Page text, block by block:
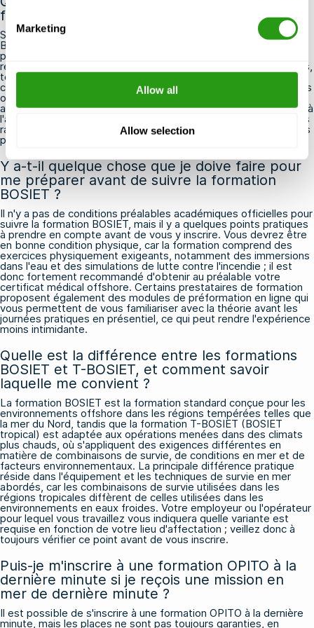
Marketing
Allow all
Allow selection
formation BOSIET ?
Si vous échouez à un module spécifique lors de votre formation
BOSIET, la plupart des centres de formation agréés vous
permettront de repasser uniquement ce module plutôt que de
refaire la formation dans son intégralité. Les épreuves pratiques,
telles que l'exercice HUET en piscine, sont celles que les
candidats trouvent le plus souvent difficiles, mais les formateurs
ont l'habitude d'accompagner les participants anxieux pour les
aider à les surmonter. Contactez votre organisme de formation à
l'avance si vous avez des inquiétudes, car il pourra souvent vous
rassurer ou vous fournir des conseils supplémentaires pour vous
préparer.
Y a-t-il quelque chose que je doive faire pour
me préparer avant de suivre la formation
BOSIET ?
Il n'y a pas de conditions préalables académiques officielles pour
suivre la formation BOSIET, mais il y a quelques points pratiques
à prendre en compte avant de vous y inscrire. Vous devrez être
en bonne condition physique, car la formation comprend des
exercices physiquement exigeants, notamment des immersions
dans l'eau et des simulations de lutte contre l'incendie ; il est
donc fortement recommandé d'obtenir au préalable votre
certificat médical offshore. Certains prestataires de formation
proposent également des modules de préformation en ligne qui
vous permettent de vous familiariser avec la théorie avant les
journées pratiques en présentiel, ce qui peut rendre l'expérience
moins intimidante.
Quelle est la différence entre les formations
BOSIET et T-BOSIET, et comment savoir
laquelle me convient ?
La formation BOSIET est la formation standard conçue pour les
environnements offshore dans les régions tempérées telles que
la mer du Nord, tandis que la formation T-BOSIET (BOSIET
tropical) est adaptée aux opérations menées dans des climats
plus chauds, où s'appliquent des exigences différentes en
matière de combinaisons de survie, de conditions en mer et de
facteurs environnementaux. La principale différence pratique
réside dans l'équipement et les techniques de survie en mer
abordés, car les combinaisons de survie utilisées dans les
régions tropicales diffèrent de celles utilisées dans les
environnements en eaux froides. Votre employeur ou l'opérateur
pour lequel vous travaillez vous indiquera quelle variante est
requise en fonction de votre lieu d'affectation ; veillez donc à
toujours vérifier ce point avant de vous inscrire.
Puis-je m'inscrire à une formation OPITO à la
dernière minute si je reçois une mission en
mer de dernière minute ?
Il est possible de s'inscrire à une formation OPITO à la dernière
minute, mais les places ne sont pas toujours garanties, en